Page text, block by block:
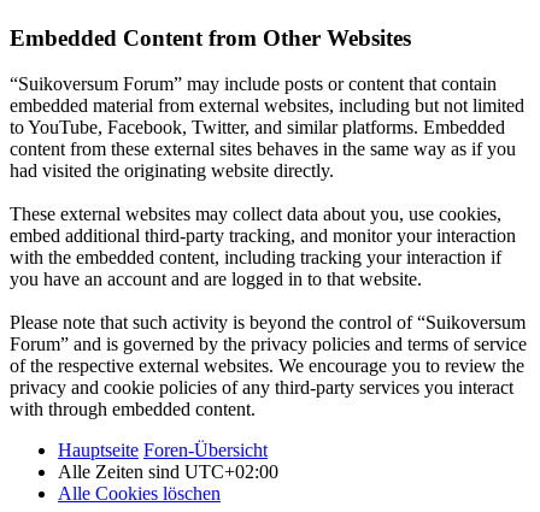
Embedded Content from Other Websites
“Suikoversum Forum” may include posts or content that contain
embedded material from external websites, including but not limited
to YouTube, Facebook, Twitter, and similar platforms. Embedded
content from these external sites behaves in the same way as if you
had visited the originating website directly.
These external websites may collect data about you, use cookies,
embed additional third-party tracking, and monitor your interaction
with the embedded content, including tracking your interaction if
you have an account and are logged in to that website.
Please note that such activity is beyond the control of “Suikoversum
Forum” and is governed by the privacy policies and terms of service
of the respective external websites. We encourage you to review the
privacy and cookie policies of any third-party services you interact
with through embedded content.
Hauptseite Foren-Übersicht
Alle Zeiten sind UTC+02:00
Alle Cookies löschen